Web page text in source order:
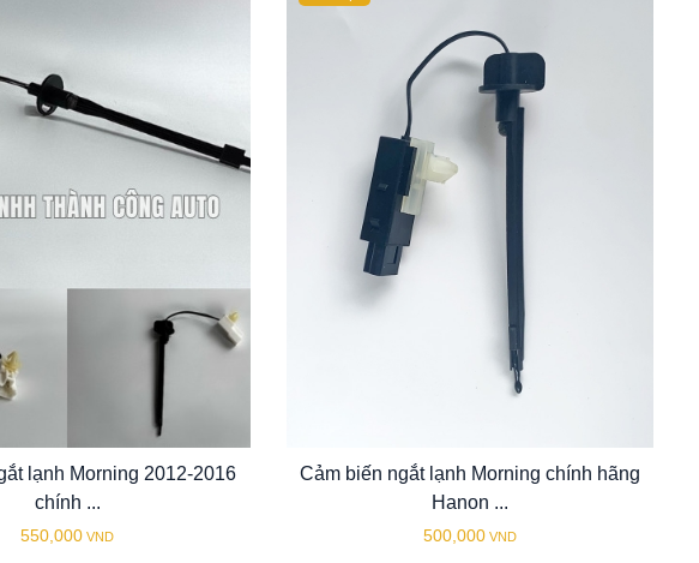
lạnh Morning 2012-2016
chính ...
550,000 VND
Cảm biến ngắt lạnh Morning chính hãng
Hanon ...
500,000 VND